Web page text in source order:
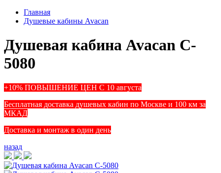
Главная
Душевые кабины Avacan
Душевая кабина Avacan C-
5080
+10% ПОВЫШЕНИЕ ЦЕН С 10 августа
Бесплатная доставка душевых кабин по Москве и 100 км за
МКАД
Доставка и монтаж в один день
назад